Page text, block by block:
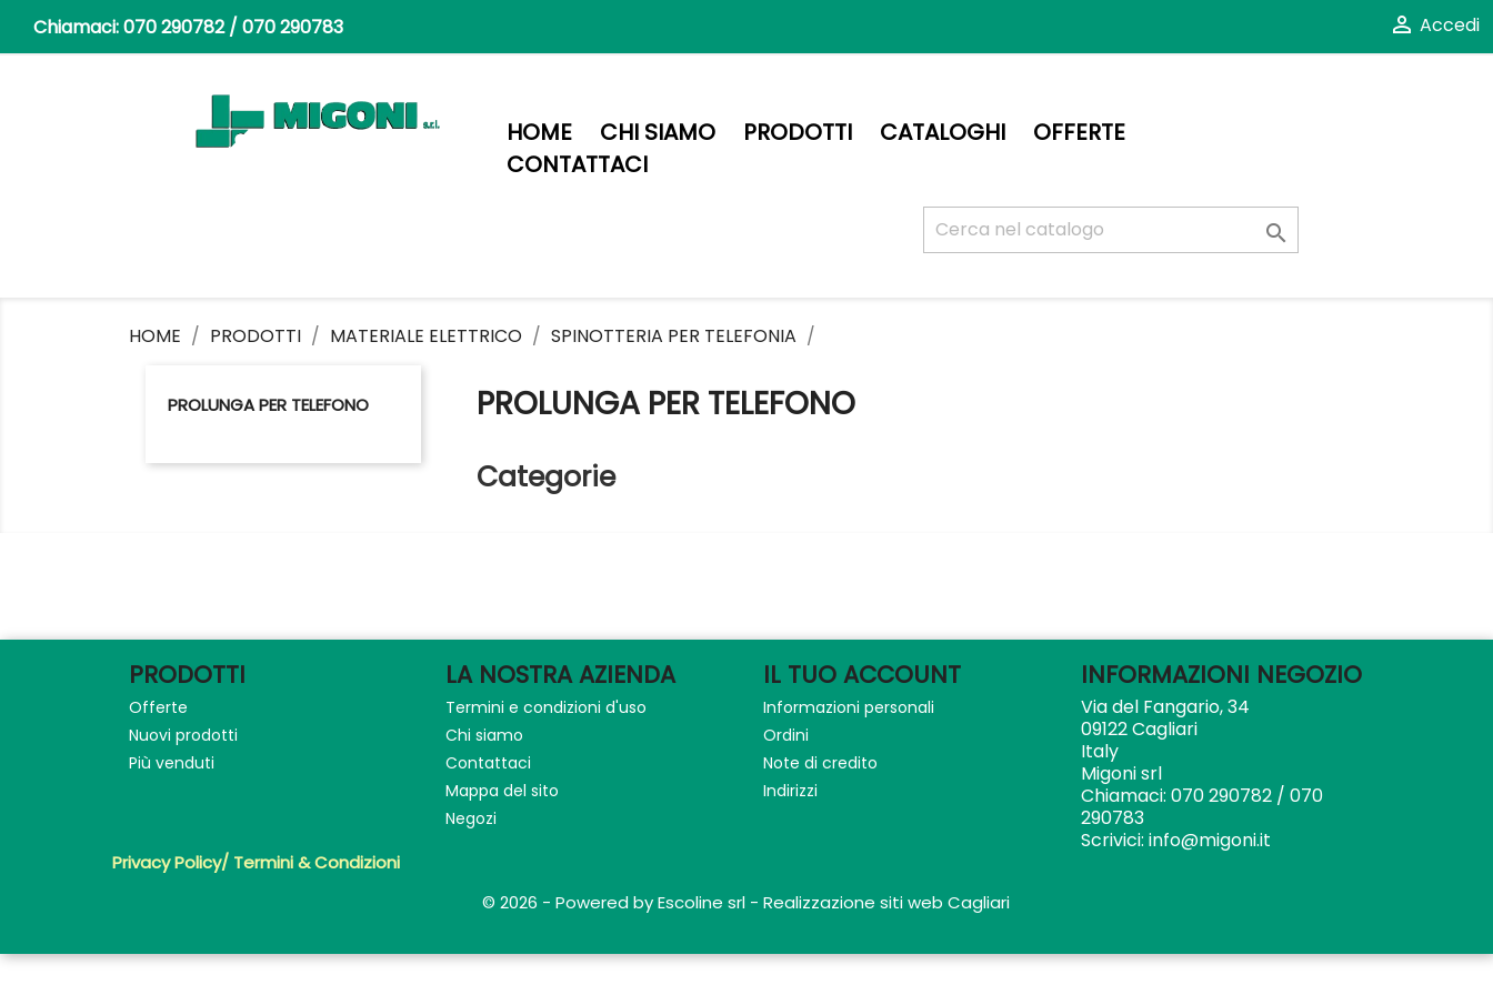
Chiamaci:070 290782 / 070 290783  Accedi
HOME CHI SIAMO PRODOTTI CATALOGHI
OFFERTE
CONTATTACI

HOME PRODOTTI MATERIALE ELETTRICO SPINOTTERIA PER TELEFONIA
PROLUNGA PER TELEFONO PROLUNGA PER TELEFONO
Categorie
PRODOTTI
Offerte
Nuovi prodotti
Più venduti
LA NOSTRA AZIENDA
Termini e condizioni d'uso
Chi siamo
Contattaci
Mappa del sito
Negozi
IL TUO ACCOUNT
Informazioni personali
Ordini
Note di credito
Indirizzi
INFORMAZIONI NEGOZIO
Via del Fangario, 34
09122 Cagliari
Italy
Migoni srl
Chiamaci: 070 290782 / 070
290783
Scrivici: info@migoni.it
Privacy Policy/ Termini & Condizioni
© 2026 - Powered by Escoline srl - Realizzazione siti web Cagliari